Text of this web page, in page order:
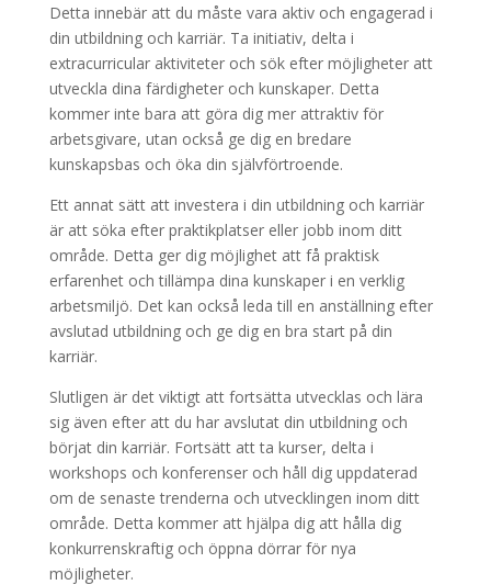
Detta innebär att du måste vara aktiv och engagerad i
din utbildning och karriär. Ta initiativ, delta i
extracurricular aktiviteter och sök efter möjligheter att
utveckla dina färdigheter och kunskaper. Detta
kommer inte bara att göra dig mer attraktiv för
arbetsgivare, utan också ge dig en bredare
kunskapsbas och öka din självförtroende.
Ett annat sätt att investera i din utbildning och karriär
är att söka efter praktikplatser eller jobb inom ditt
område. Detta ger dig möjlighet att få praktisk
erfarenhet och tillämpa dina kunskaper i en verklig
arbetsmiljö. Det kan också leda till en anställning efter
avslutad utbildning och ge dig en bra start på din
karriär.
Slutligen är det viktigt att fortsätta utvecklas och lära
sig även efter att du har avslutat din utbildning och
börjat din karriär. Fortsätt att ta kurser, delta i
workshops och konferenser och håll dig uppdaterad
om de senaste trenderna och utvecklingen inom ditt
område. Detta kommer att hjälpa dig att hålla dig
konkurrenskraftig och öppna dörrar för nya
möjligheter.